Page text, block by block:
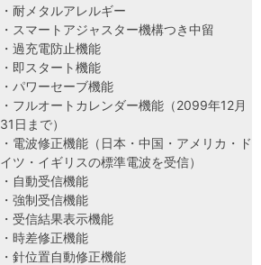
・耐メタルアレルギー
・スマートアジャスター機構つき中留
・過充電防止機能
・即スタート機能
・パワーセーブ機能
・フルオートカレンダー機能（2099年12月
31日まで）
・電波修正機能（日本・中国・アメリカ・ド
イツ・イギリスの標準電波を受信）
・自動受信機能
・強制受信機能
・受信結果表示機能
・時差修正機能
・針位置自動修正機能